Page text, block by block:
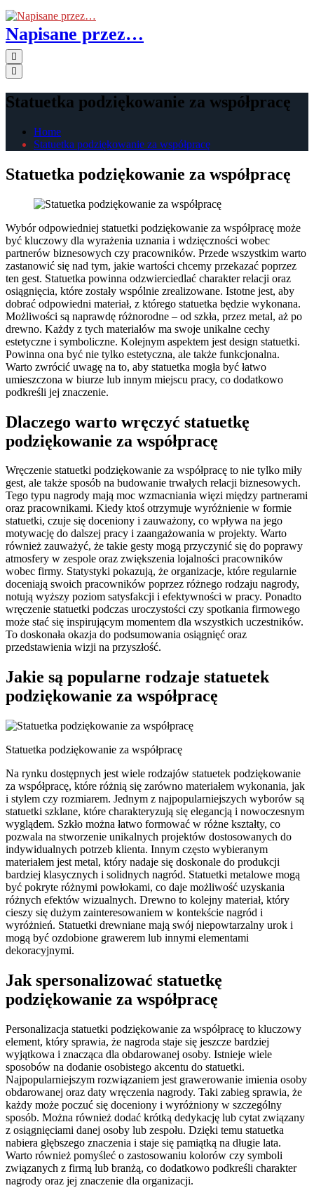
Skip
to
the
content
Napisane przez…
Primary
Menu
Statuetka podziękowanie za współpracę
Home
Statuetka podziękowanie za współpracę
Statuetka podziękowanie za współpracę
Wybór odpowiedniej statuetki podziękowanie za współpracę może
być kluczowy dla wyrażenia uznania i wdzięczności wobec
partnerów biznesowych czy pracowników. Przede wszystkim warto
zastanowić się nad tym, jakie wartości chcemy przekazać poprzez
ten gest. Statuetka powinna odzwierciedlać charakter relacji oraz
osiągnięcia, które zostały wspólnie zrealizowane. Istotne jest, aby
dobrać odpowiedni materiał, z którego statuetka będzie wykonana.
Możliwości są naprawdę różnorodne – od szkła, przez metal, aż po
drewno. Każdy z tych materiałów ma swoje unikalne cechy
estetyczne i symboliczne. Kolejnym aspektem jest design statuetki.
Powinna ona być nie tylko estetyczna, ale także funkcjonalna.
Warto zwrócić uwagę na to, aby statuetka mogła być łatwo
umieszczona w biurze lub innym miejscu pracy, co dodatkowo
podkreśli jej znaczenie.
Dlaczego warto wręczyć statuetkę
podziękowanie za współpracę
Wręczenie statuetki podziękowanie za współpracę to nie tylko miły
gest, ale także sposób na budowanie trwałych relacji biznesowych.
Tego typu nagrody mają moc wzmacniania więzi między partnerami
oraz pracownikami. Kiedy ktoś otrzymuje wyróżnienie w formie
statuetki, czuje się doceniony i zauważony, co wpływa na jego
motywację do dalszej pracy i zaangażowania w projekty. Warto
również zauważyć, że takie gesty mogą przyczynić się do poprawy
atmosfery w zespole oraz zwiększenia lojalności pracowników
wobec firmy. Statystyki pokazują, że organizacje, które regularnie
doceniają swoich pracowników poprzez różnego rodzaju nagrody,
notują wyższy poziom satysfakcji i efektywności w pracy. Ponadto
wręczenie statuetki podczas uroczystości czy spotkania firmowego
może stać się inspirującym momentem dla wszystkich uczestników.
To doskonała okazja do podsumowania osiągnięć oraz
przedstawienia wizji na przyszłość.
Jakie są popularne rodzaje statuetek
podziękowanie za współpracę
Statuetka podziękowanie za współpracę
Na rynku dostępnych jest wiele rodzajów statuetek podziękowanie
za współpracę, które różnią się zarówno materiałem wykonania, jak
i stylem czy rozmiarem. Jednym z najpopularniejszych wyborów są
statuetki szklane, które charakteryzują się elegancją i nowoczesnym
wyglądem. Szkło można łatwo formować w różne kształty, co
pozwala na stworzenie unikalnych projektów dostosowanych do
indywidualnych potrzeb klienta. Innym często wybieranym
materiałem jest metal, który nadaje się doskonale do produkcji
bardziej klasycznych i solidnych nagród. Statuetki metalowe mogą
być pokryte różnymi powłokami, co daje możliwość uzyskania
różnych efektów wizualnych. Drewno to kolejny materiał, który
cieszy się dużym zainteresowaniem w kontekście nagród i
wyróżnień. Statuetki drewniane mają swój niepowtarzalny urok i
mogą być ozdobione grawerem lub innymi elementami
dekoracyjnymi.
Jak spersonalizować statuetkę
podziękowanie za współpracę
Personalizacja statuetki podziękowanie za współpracę to kluczowy
element, który sprawia, że nagroda staje się jeszcze bardziej
wyjątkowa i znacząca dla obdarowanej osoby. Istnieje wiele
sposobów na dodanie osobistego akcentu do statuetki.
Najpopularniejszym rozwiązaniem jest grawerowanie imienia osoby
obdarowanej oraz daty wręczenia nagrody. Taki zabieg sprawia, że
każdy może poczuć się doceniony i wyróżniony w szczególny
sposób. Można również dodać krótką dedykację lub cytat związany
z osiągnięciami danej osoby lub zespołu. Dzięki temu statuetka
nabiera głębszego znaczenia i staje się pamiątką na długie lata.
Warto również pomyśleć o zastosowaniu kolorów czy symboli
związanych z firmą lub branżą, co dodatkowo podkreśli charakter
nagrody oraz jej znaczenie dla organizacji.